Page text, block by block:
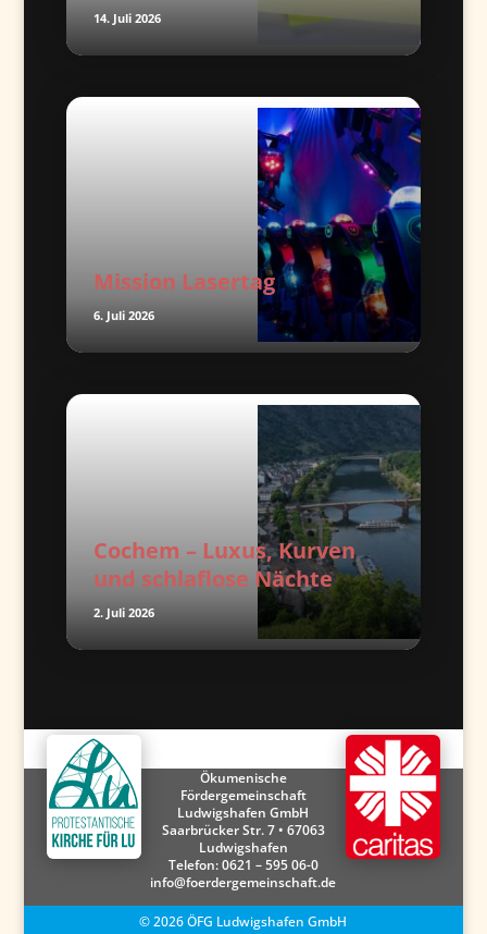
14. Juli 2026
Mission Lasertag
6. Juli 2026
Cochem – Luxus, Kurven
und schlaflose Nächte
2. Juli 2026
Ökumenische
Fördergemeinschaft
Ludwigshafen GmbH
Saarbrücker Str. 7 • 67063
Ludwigshafen
Telefon:0621 – 595 06-0
info@foerdergemeinschaft.de
©2026ÖFG Ludwigshafen GmbH